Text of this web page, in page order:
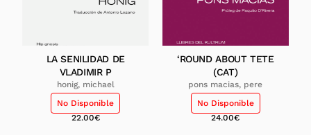
LA SENILIDAD DE
VLADIMIR P
honig, michael
No Disponible
22.00€
‘ROUND ABOUT TETE
(CAT)
pons macias, pere
No Disponible
24.00€